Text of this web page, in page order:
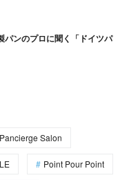
パンのプロに聞く「ドイツパ
Pancierge Salon
Point Pour Point